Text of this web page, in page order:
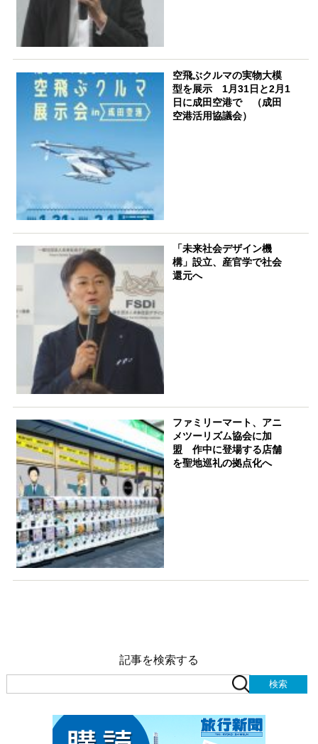
空飛ぶクルマの実物大模
型を展示 1月31日と2月1
日に成田空港で （成田
空港活用協議会）
「未来社会デザイン機
構」設立、産官学で社会
還元へ
ファミリーマート、アニ
メツーリズム協会に加
盟 作中に登場する店舗
を聖地巡礼の拠点化へ
記事を検索する